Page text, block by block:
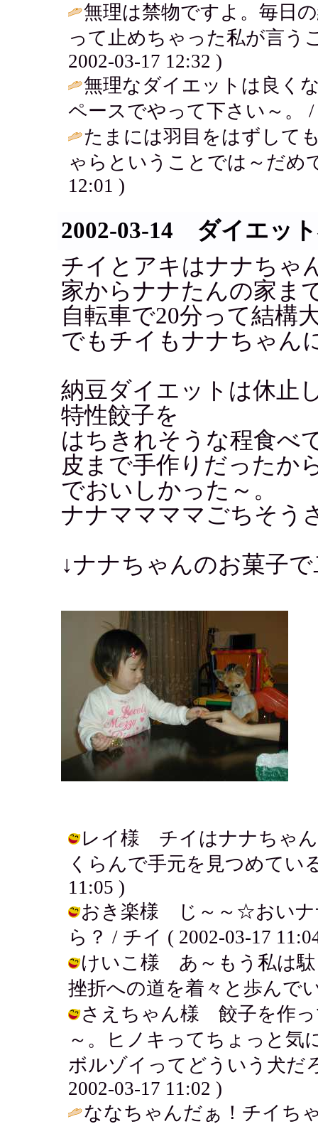
無理は禁物ですよ。毎日
って止めちゃった私が言う
2002-03-17 12:32 )
無理なダイエットは良く
ペースでやって下さい～。
たまには羽目をはずして
ゃらということでは～だめ
12:01 )
2002-03-14 ダイエッ
チイとアキはナナちゃ
家からナナたんの家ま
自転車で20分って結構
でもチイもナナちゃん
納豆ダイエットは休止
特性餃子を
はちきれそうな程食べ
皮まで手作りだったか
でおいしかった～。
ナナママママごちそう
↓ナナちゃんのお菓子
レイ様 チイはナナちゃ
くらんで手元を見つめてい
11:05 )
おき楽様 じ～～☆おいナ
ら？ / チイ ( 2002-03-17
けいこ様 あ～もう私は駄
挫折への道を着々と歩んで
さえちゃん様 餃子を作
～。ヒノキってちょっと気
ボルゾイってどういう犬だ
2002-03-17 11:02 )
ななちゃんだぁ！チイち